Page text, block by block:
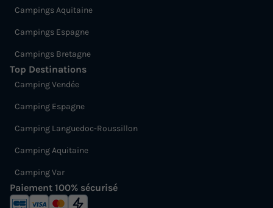
Campings Aquitaine
Campings Espagne
Campings Bretagne
Top Destinations
Camping Vendée
Camping Espagne
Camping Languedoc-Roussillon
Camping Aquitaine
Camping Var
Paiement 100% sécurisé